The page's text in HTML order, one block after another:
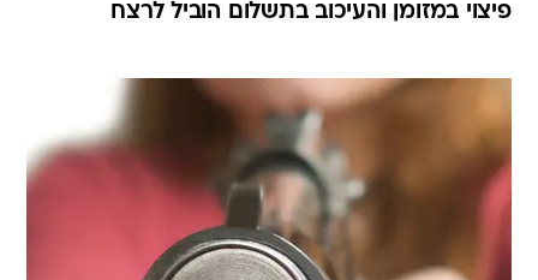
פיצוי במזומן והעיכוב בתשלום הוביל לרצח